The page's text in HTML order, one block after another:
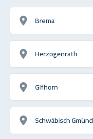
Brema
Herzogenrath
Gifhorn
Schwäbisch Gmünd